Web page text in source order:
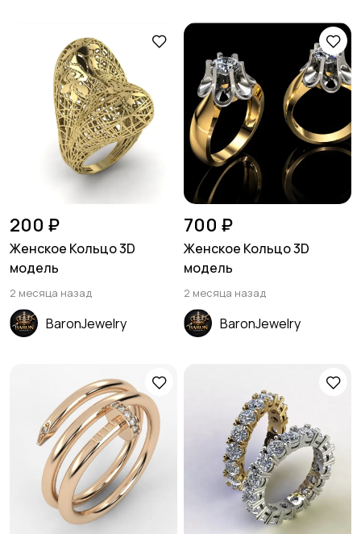
200 ₽
Женское Кольцо 3D
модель
2 месяца назад
BaronJewelry
700 ₽
Женское Кольцо 3D
модель
2 месяца назад
BaronJewelry